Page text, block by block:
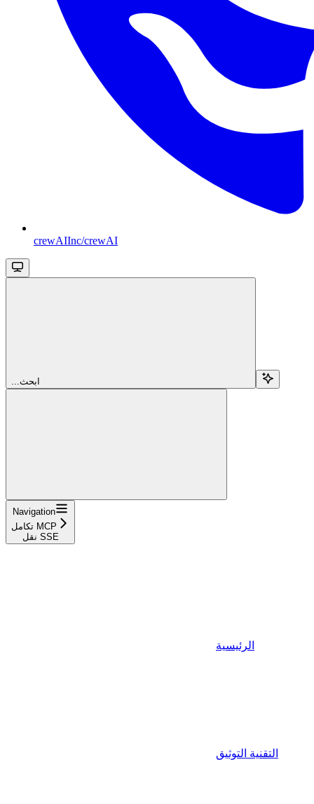
crewAIInc/crewAI
...ابحث
Navigation
تكامل MCP
نقل SSE
الرئيسية
التقنية التوثيق